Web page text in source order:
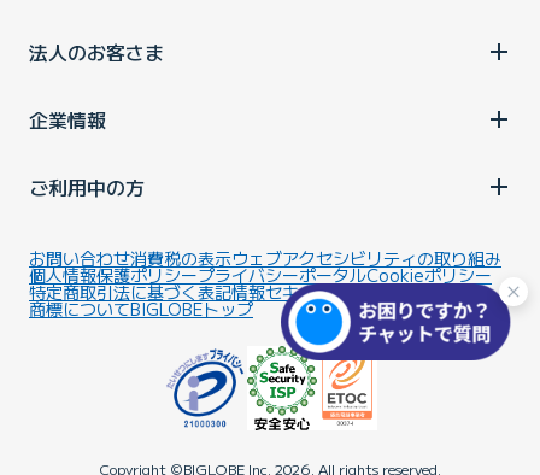
法人のお客さま
企業情報
ご利用中の方
お問い合わせ消費税の表示ウェブアクセシビリティの取り組み
個人情報保護ポリシープライバシーポータルCookieポリシー
特定商取引法に基づく表記情報セキュリティ基本方針
商標についてBIGLOBEトップ
Copyright ©BIGLOBE Inc. 2026. All rights reserved.